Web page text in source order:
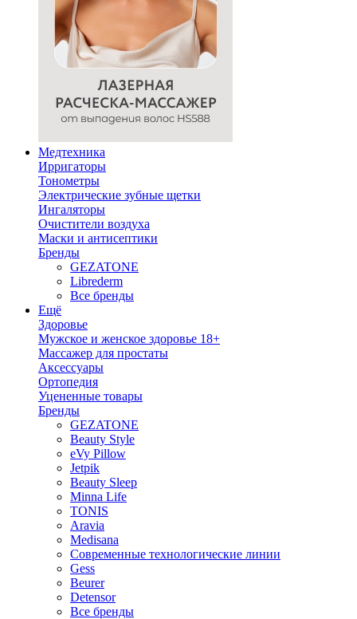
Медтехника
Ирригаторы
Тонометры
Электрические зубные щетки
Ингаляторы
Очистители воздуха
Маски и антисептики
Бренды
GEZATONE
Librederm
Все бренды
Ещё
Здоровье
Мужское и женское здоровье 18+
Массажер для простаты
Аксессуары
Ортопедия
Уцененные товары
Бренды
GEZATONE
Beauty Style
eVy Pillow
Jetpik
Beauty Sleep
Minna Life
TONIS
Aravia
Medisana
Современные технологические линии
Gess
Beurer
Detensor
Все бренды